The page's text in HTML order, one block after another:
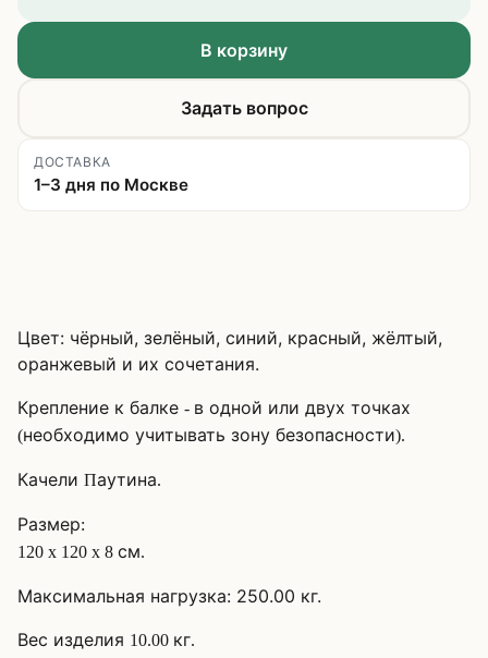
В корзину
Задать вопрос
ДОСТАВКА
1–3 дня по Москве
Цвет: чёрный, зелёный, синий, красный, жёлтый,
оранжевый и их сочетания.
Крепление к балке - в одной или двух точках
(необходимо учитывать зону безопасности).
Качели Паутина.
Размер:
120 x 120 x 8 см.
Максимальная нагрузка: 250.00 кг.
Вес изделия 10.00 кг.